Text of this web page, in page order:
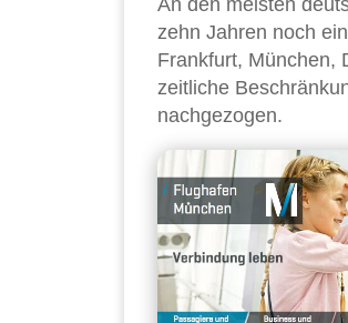
An den meisten
zehn Jahren noch
Frankfurt, München,
zeitliche
nachgezogen.